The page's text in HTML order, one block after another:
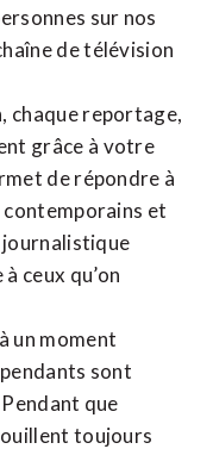
sur nos
de télévision
chaque reportage,
grâce à votre
de répondre à
contemporains et
journalistique
ceux qu’on
un moment
sont
que
toujours